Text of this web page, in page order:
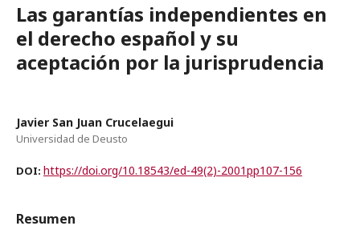
Las garantías independientes en
el derecho español y su
aceptación por la jurisprudencia
Javier San Juan Crucelaegui
Universidad de Deusto
DOI: https://doi.org/10.18543/ed-49(2)-2001pp107-156
Resumen